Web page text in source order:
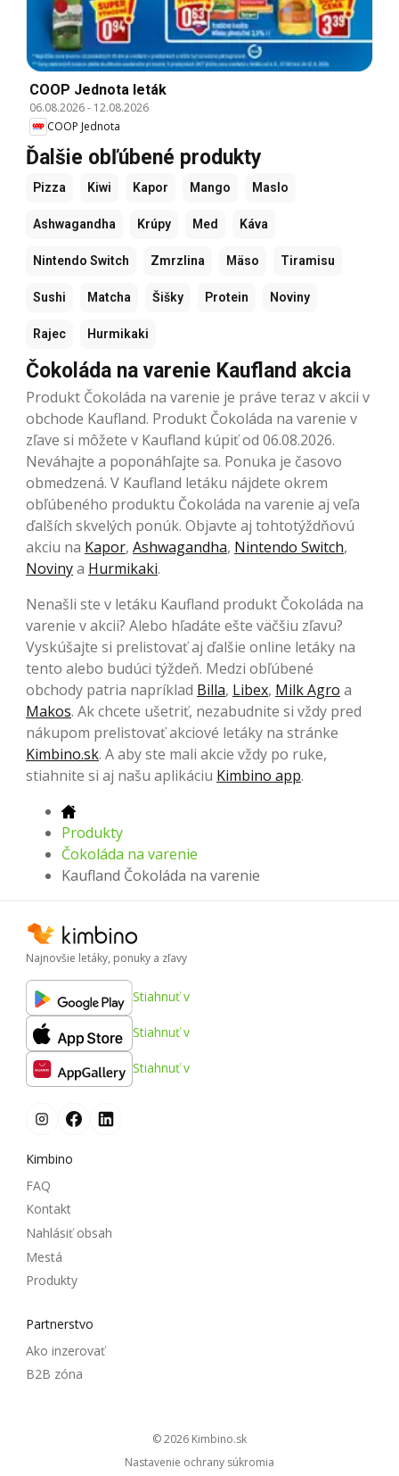
COOP Jednota leták
06.08.2026- 12.08.2026
COOP Jednota
Ďalšie obľúbené produkty
Pizza Kiwi Kapor Mango Maslo
Ashwagandha Krúpy Med Káva
Nintendo Switch Zmrzlina Mäso Tiramisu
Sushi Matcha Šišky Protein Noviny
Rajec Hurmikaki
Čokoláda na varenie Kaufland akcia
Produkt Čokoláda na varenie je práve teraz v akcii v
obchode Kaufland. Produkt Čokoláda na varenie v
zľave si môžete v Kaufland kúpiť od 06.08.2026.
Neváhajte a poponáhľajte sa. Ponuka je časovo
obmedzená. V Kaufland letáku nájdete okrem
obľúbeného produktu Čokoláda na varenie aj veľa
ďalších skvelých ponúk. Objavte aj tohtotýždňovú
akciu na Kapor, Ashwagandha, Nintendo Switch,
Novinya Hurmikaki.
Nenašli ste v letáku Kaufland produkt Čokoláda na
varenie v akcii? Alebo hľadáte ešte väčšiu zľavu?
Vyskúšajte si prelistovať aj ďalšie online letáky na
tento alebo budúci týždeň. Medzi obľúbené
obchody patria napríklad Billa, Libex, Milk Agro a
Makos. Ak chcete ušetriť, nezabudnite si vždy pred
nákupom prelistovať akciové letáky na stránke
Kimbino.sk. A aby ste mali akcie vždy po ruke,
stiahnite si aj našu aplikáciu Kimbino app.
Produkty
Čokoláda na varenie
Kaufland Čokoláda na varenie
Najnovšie letáky, ponuky a zľavy
Stiahnuť v
Stiahnuť v
Stiahnuť v
Kimbino
FAQ
Kontakt
Nahlásiť obsah
Mestá
Produkty
Partnerstvo
Ako inzerovať
B2B zóna
© 2026
kimbino.sk
Nastavenie ochrany súkromia